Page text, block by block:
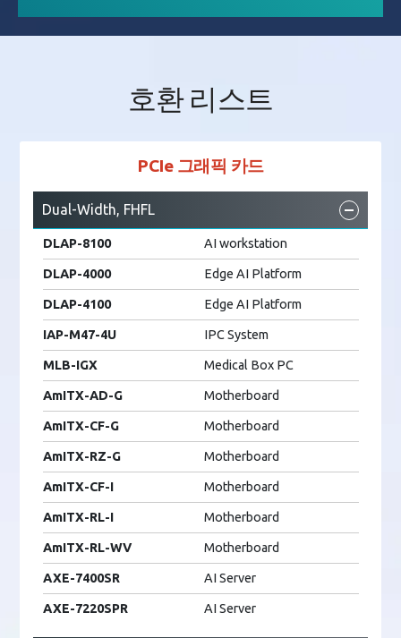
호환 리스트
PCIe 그래픽 카드
Dual-Width, FHFL
DLAP-8100 AI workstation
DLAP-4000 Edge AI Platform
DLAP-4100 Edge AI Platform
IAP-M47-4U IPC System
MLB-IGX Medical Box PC
AmITX-AD-G Motherboard
AmITX-CF-G Motherboard
AmITX-RZ-G Motherboard
AmITX-CF-I Motherboard
AmITX-RL-I Motherboard
AmITX-RL-WV Motherboard
AXE-7400SR AI Server
AXE-7220SPR AI Server